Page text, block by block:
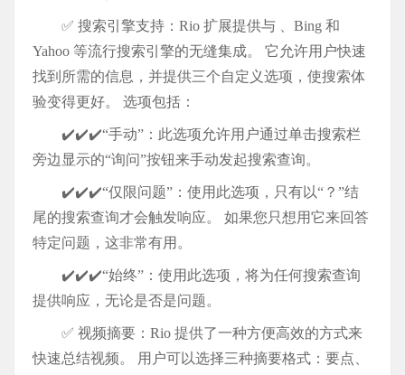
✅ 搜索引擎支持：Rio 扩展提供与 、Bing 和
Yahoo 等流行搜索引擎的无缝集成。 它允许用户快速
找到所需的信息，并提供三个自定义选项，使搜索体
验变得更好。 选项包括：
✔️✔️✔️“手动”：此选项允许用户通过单击搜索栏
旁边显示的“询问”按钮来手动发起搜索查询。
✔️✔️✔️“仅限问题”：使用此选项，只有以“？”结
尾的搜索查询才会触发响应。 如果您只想用它来回答
特定问题，这非常有用。
✔️✔️✔️“始终”：使用此选项，将为任何搜索查询
提供响应，无论是否是问题。
✅ 视频摘要：Rio 提供了一种方便高效的方式来
快速总结视频。 用户可以选择三种摘要格式：要点、